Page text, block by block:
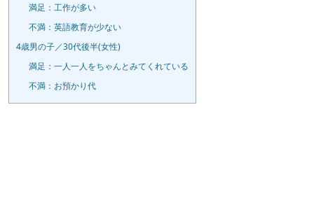
満足：工作が多い
不満：英語教育が少ない
4歳男の子／30代後半(女性)
満足：一人一人をちゃんとみてくれている
不満：お預かり代